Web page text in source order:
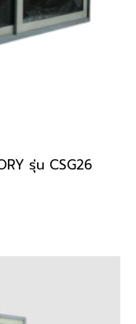
รุ่น CSG26